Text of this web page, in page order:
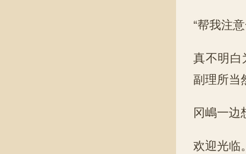
“帮我注
真不明白
副理所当
冈嶋一边
欢迎光临。